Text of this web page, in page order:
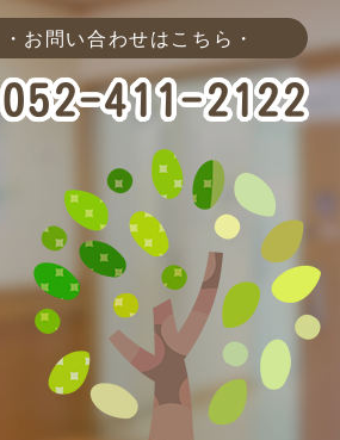
・お問い合わせはこちら・
052-411-2122